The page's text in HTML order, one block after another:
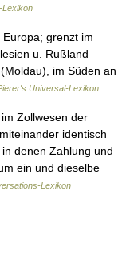
Lexikon
grenzt im
u. Rußland
im Süden an
Universal-Lexikon
Zollwesen der
identisch
denen Zahlung und
ein und dieselbe
Lexikon